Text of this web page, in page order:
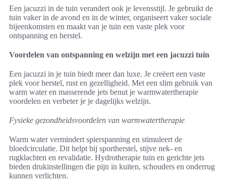
Een jacuzzi in de tuin verandert ook je levensstijl. Je gebruikt de
tuin vaker in de avond en in de winter, organiseert vaker sociale
bijeenkomsten en maakt van je tuin een vaste plek voor
ontspanning en herstel.
Voordelen van ontspanning en welzijn met een jacuzzi tuin
Een jacuzzi in je tuin biedt meer dan luxe. Je creëert een vaste
plek voor herstel, rust en gezelligheid. Met een slim gebruik van
warm water en masserende jets benut je warmwatertherapie
voordelen en verbeter je je dagelijks welzijn.
Fysieke gezondheidsvoordelen van warmwatertherapie
Warm water vermindert spierspanning en stimuleert de
bloedcirculatie. Dit helpt bij sportherstel, stijve nek- en
rugklachten en revalidatie. Hydrotherapie tuin en gerichte jets
bieden drukinstellingen die pijn in kuiten, schouders en onderrug
kunnen verlichten.